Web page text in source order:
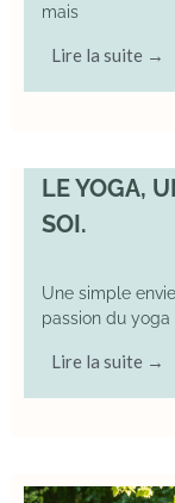
mais
Lire la suite →
LE YOGA,
SOI.
Une simple
passion du
Lire la suite →